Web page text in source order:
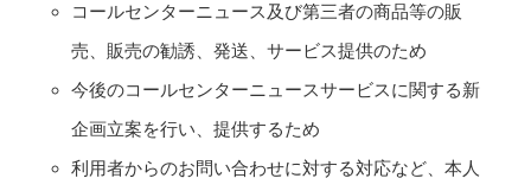
コールセンターニュース及び第三者の商品等の販
売、販売の勧誘、発送、サービス提供のため
今後のコールセンターニュースサービスに関する新
企画立案を行い、提供するため
利用者からのお問い合わせに対する対応など、本人